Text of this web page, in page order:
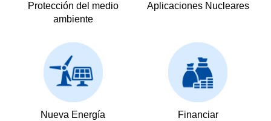
Protección del medio
ambiente
Aplicaciones Nucleares
Nueva Energía Financiar